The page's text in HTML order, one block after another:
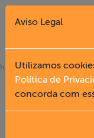
Fechar X
English
home»notícias
Aviso Legal
Utilizamos
Política de
concorda com